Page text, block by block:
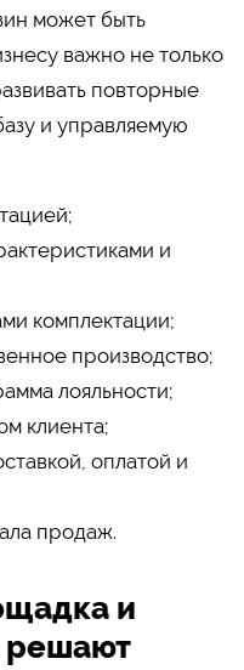
может быть
важно не только
повторные
и управляемую
и
комплектации;
производство;
лояльности;
клиента;
оплатой и
продаж.
и
решают